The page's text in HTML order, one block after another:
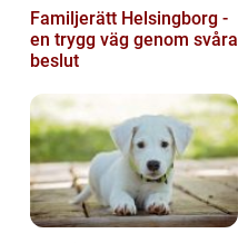
Familjerätt Helsingborg -
en trygg väg genom svåra
beslut